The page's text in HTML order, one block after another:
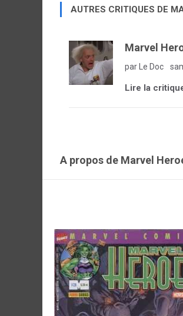
AUTRES CRITIQUES DE
Marvel
par Le Doc
Lire la
A propos de Marvel